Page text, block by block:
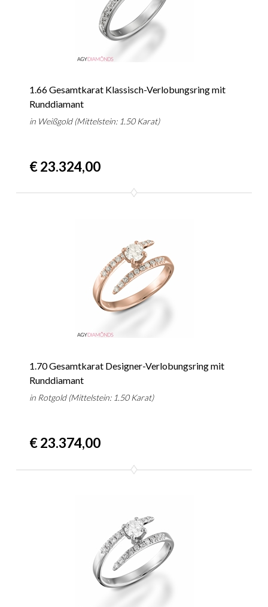
1.66 Gesamtkarat Klassisch-Verlobungsring mit
Runddiamant
in Weißgold (Mittelstein: 1.50 Karat)
€ 23.324,00
1.70 Gesamtkarat Designer-Verlobungsring mit
Runddiamant
in Rotgold (Mittelstein: 1.50 Karat)
€ 23.374,00